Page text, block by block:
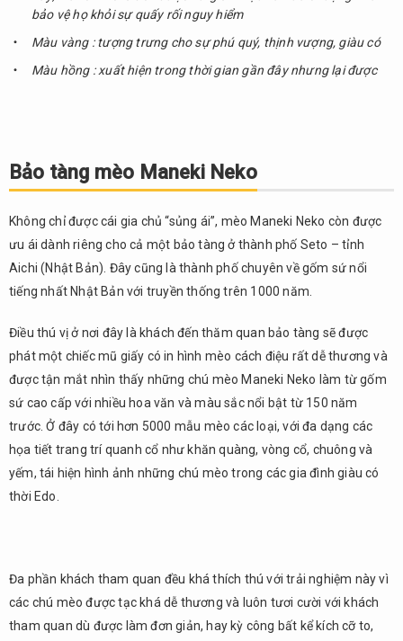
bảo vệ họ khỏi sự quấy rối nguy hiểm
Màu vàng : tượng trưng cho sự phú quý, thịnh vượng, giàu có
Màu hồng : xuất hiện trong thời gian gần đây nhưng lại được
Bảo tàng mèo Maneki Neko
Không chỉ được cái gia chủ “sủng ái”, mèo Maneki Neko còn được
ưu ái dành riêng cho cả một bảo tàng ở thành phố Seto – tỉnh
Aichi (Nhật Bản). Đây cũng là thành phố chuyên về gốm sứ nổi
tiếng nhất Nhật Bản với truyền thống trên 1000 năm.
Điều thú vị ở nơi đây là khách đến thăm quan bảo tàng sẽ được
phát một chiếc mũ giấy có in hình mèo cách điệu rất dễ thương và
được tận mắt nhìn thấy những chú mèo Maneki Neko làm từ gốm
sứ cao cấp với nhiều hoa văn và màu sắc nổi bật từ 150 năm
trước. Ở đây có tới hơn 5000 mẫu mèo các loại, với đa dạng các
họa tiết trang trí quanh cổ như khăn quàng, vòng cổ, chuông và
yếm, tái hiện hình ảnh những chú mèo trong các gia đình giàu có
thời Edo.
Đa phần khách tham quan đều khá thích thú với trải nghiệm này vì
các chú mèo được tạc khá dễ thương và luôn tươi cười với khách
tham quan dù được làm đơn giản, hay kỳ công bất kể kích cỡ to,